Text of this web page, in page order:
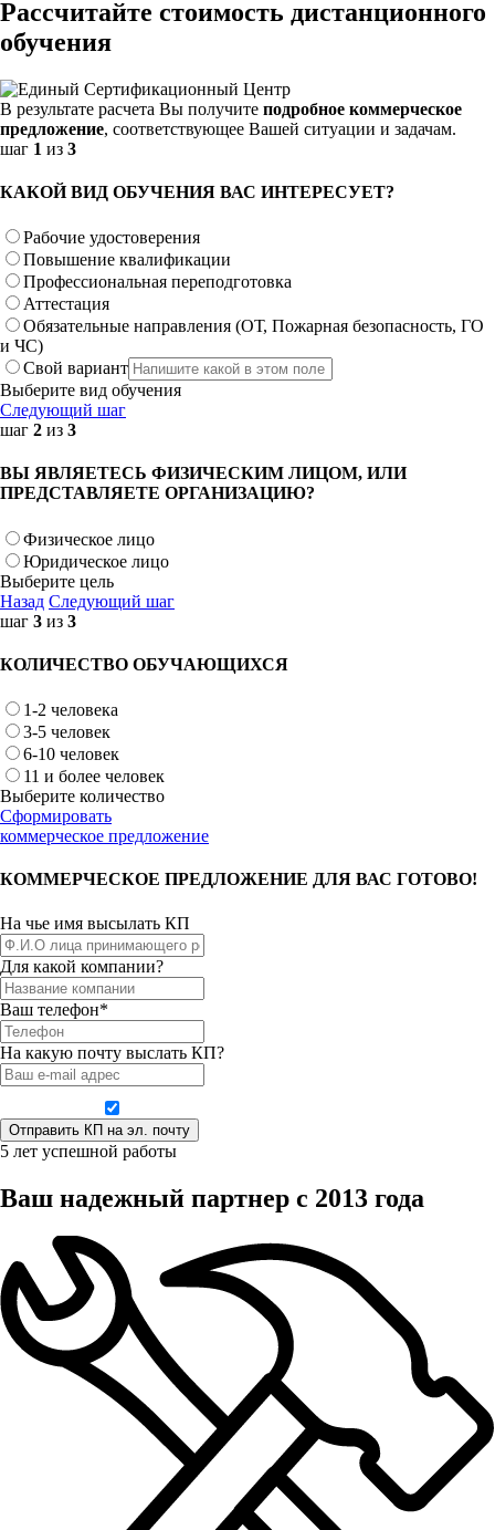
Рассчитайте стоимость дистанционного
обучения
В результате расчета Вы получите подробное коммерческое
предложение, соответствующее Вашей ситуации и задачам.
шаг 1 из 3
КАКОЙ ВИД ОБУЧЕНИЯ ВАС ИНТЕРЕСУЕТ?
Рабочие удостоверения
Повышение квалификации
Профессиональная переподготовка
Аттестация
Обязательные направления (ОТ, Пожарная безопасность, ГО
и ЧС)
Свой вариант
Выберите вид обучения
Следующий шаг
шаг 2 из 3
ВЫ ЯВЛЯЕТЕСЬ ФИЗИЧЕСКИМ ЛИЦОМ, ИЛИ
ПРЕДСТАВЛЯЕТЕ ОРГАНИЗАЦИЮ?
Физическое лицо
Юридическое лицо
Выберите цель
Назад Следующий шаг
шаг 3 из 3
КОЛИЧЕСТВО ОБУЧАЮЩИХСЯ
1-2 человека
3-5 человек
6-10 человек
11 и более человек
Выберите количество
Сформировать
коммерческое предложение
КОММЕРЧЕСКОЕ ПРЕДЛОЖЕНИЕ ДЛЯ ВАС ГОТОВО!
На чье имя высылать КП
Для какой компании?
Ваш телефон*
На какую почту выслать КП?
5 лет успешной работы
Ваш надежный партнер с 2013 года